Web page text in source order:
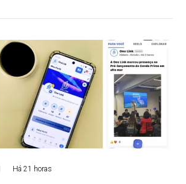
Há 21 horas